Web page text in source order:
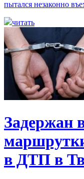
пытался незаконно
читать
Задержан
в ДТП в